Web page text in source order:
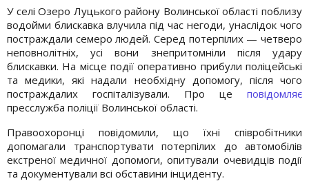
У селі Озеро Луцького району Волинської області поблизу
водойми блискавка влучила під час негоди, унаслідок чого
постраждали семеро людей. Серед потерпілих — четверо
неповнолітніх, усі вони знепритомніли після удару
блискавки. На місце події оперативно прибули поліцейські
та медики, які надали необхідну допомогу, після чого
постраждалих госпіталізували. Про це повідомляє
пресслужба поліції Волинської області.
Правоохоронці повідомили, що їхні співробітники
допомагали транспортувати потерпілих до автомобілів
екстреної медичної допомоги, опитували очевидців події
та документували всі обставини інциденту.